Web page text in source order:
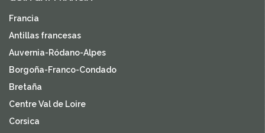
Francia
Antillas francesas
Auvernia-Ródano-Alpes
Borgoña-Franco-Condado
Bretaña
Centre Val de Loire
Corsica